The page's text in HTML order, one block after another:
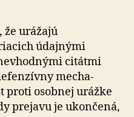
ľudské
právo
že urážajú
údajnými
citátmi
me­cha­
proti osobnej urážke
prejavu je ukon­čená,